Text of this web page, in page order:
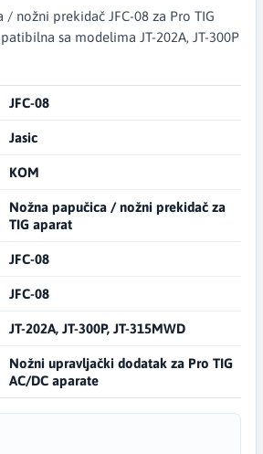
/ nožni prekidač JFC-08 za Pro TIG
sa modelima JT-202A, JT-300P
JFC-08
Jasic
KOM
Nožna papučica / nožni prekidač za
TIG aparat
JFC-08
JFC-08
JT-202A, JT-300P, JT-315MWD
Nožni upravljački dodatak za Pro TIG
AC/DC aparate